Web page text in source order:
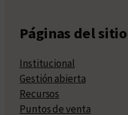
Páginas del sitio
Institucional
Gestión abierta
Recursos
Puntos de venta